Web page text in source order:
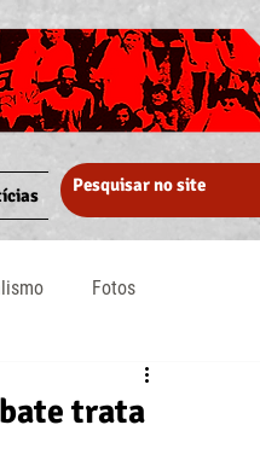
Fotos
trata